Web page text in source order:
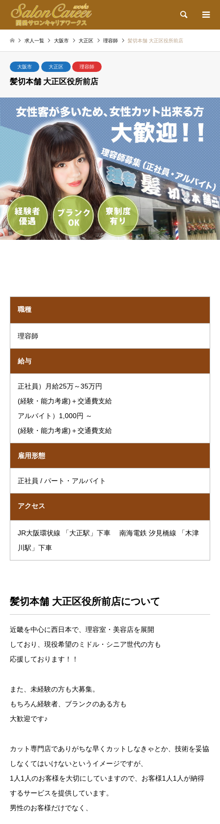
検索
求人一覧 大阪市 大正区 理容師 髪切本舗 大正区役所前店
大阪市 大正区 理容師
髪切本舗 大正区役所前店
職種
理容師
給与
正社員）月給25万～35万円
(経験・能力考慮)＋交通費支給
アルバイト）1,000円 ～
(経験・能力考慮)＋交通費支給
雇用形態
正社員 / パート・アルバイト
アクセス
JR大阪環状線 「大正駅」下車 南海電鉄 汐見橋線 「木津
川駅」下車
髪切本舗 大正区役所前店について
近畿を中心に西日本で、理容室・美容店を展開
しており、現役希望のミドル・シニア世代の方も
応援しております！！
また、未経験の方も大募集。
もちろん経験者、ブランクのある方も
大歓迎です♪
カット専門店でありがちな早くカットしなきゃとか、技術を妥協
しなくてはいけないというイメージですが、
1人1人のお客様を大切にしていますので、お客様1人1人が納得
するサービスを提供しています。
男性のお客様だけでなく、